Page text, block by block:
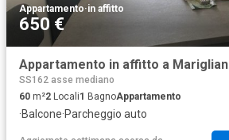
Appartamento·in affitto
650 €
Appartamento in affitto a
SS162 asse mediano
60 m²2 Locali1 BagnoAppartamento
·Balcone·Parcheggio auto